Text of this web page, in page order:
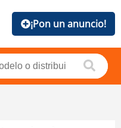
¡Pon un anuncio!